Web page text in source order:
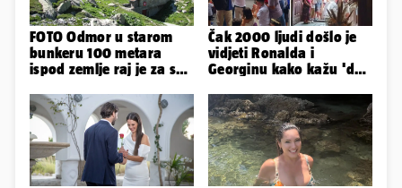
FOTO Odmor u starom
bunkeru 100 metara
ispod zemlje raj je za sva
Čak 2000 ljudi došlo je
vidjeti Ronalda i
Georginu kako kažu 'da'.
Nicole!